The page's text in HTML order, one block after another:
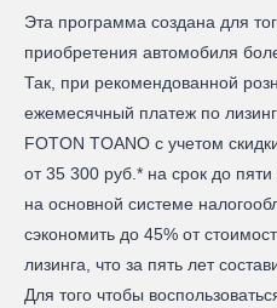
Эта программа создана для
приобретения автомобиля
Так, при рекомендованной
ежемесячный платеж по
FOTON TOANO с учетом
от 35 300 руб.* на срок до
на основной системе
сэкономить до 45% от
лизинга, что за пять лет
Для того чтобы